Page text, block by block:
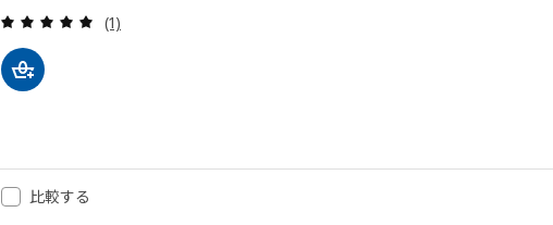
レビュー: 5 から 5 星です。 総レビュー数:
(1)
比較する